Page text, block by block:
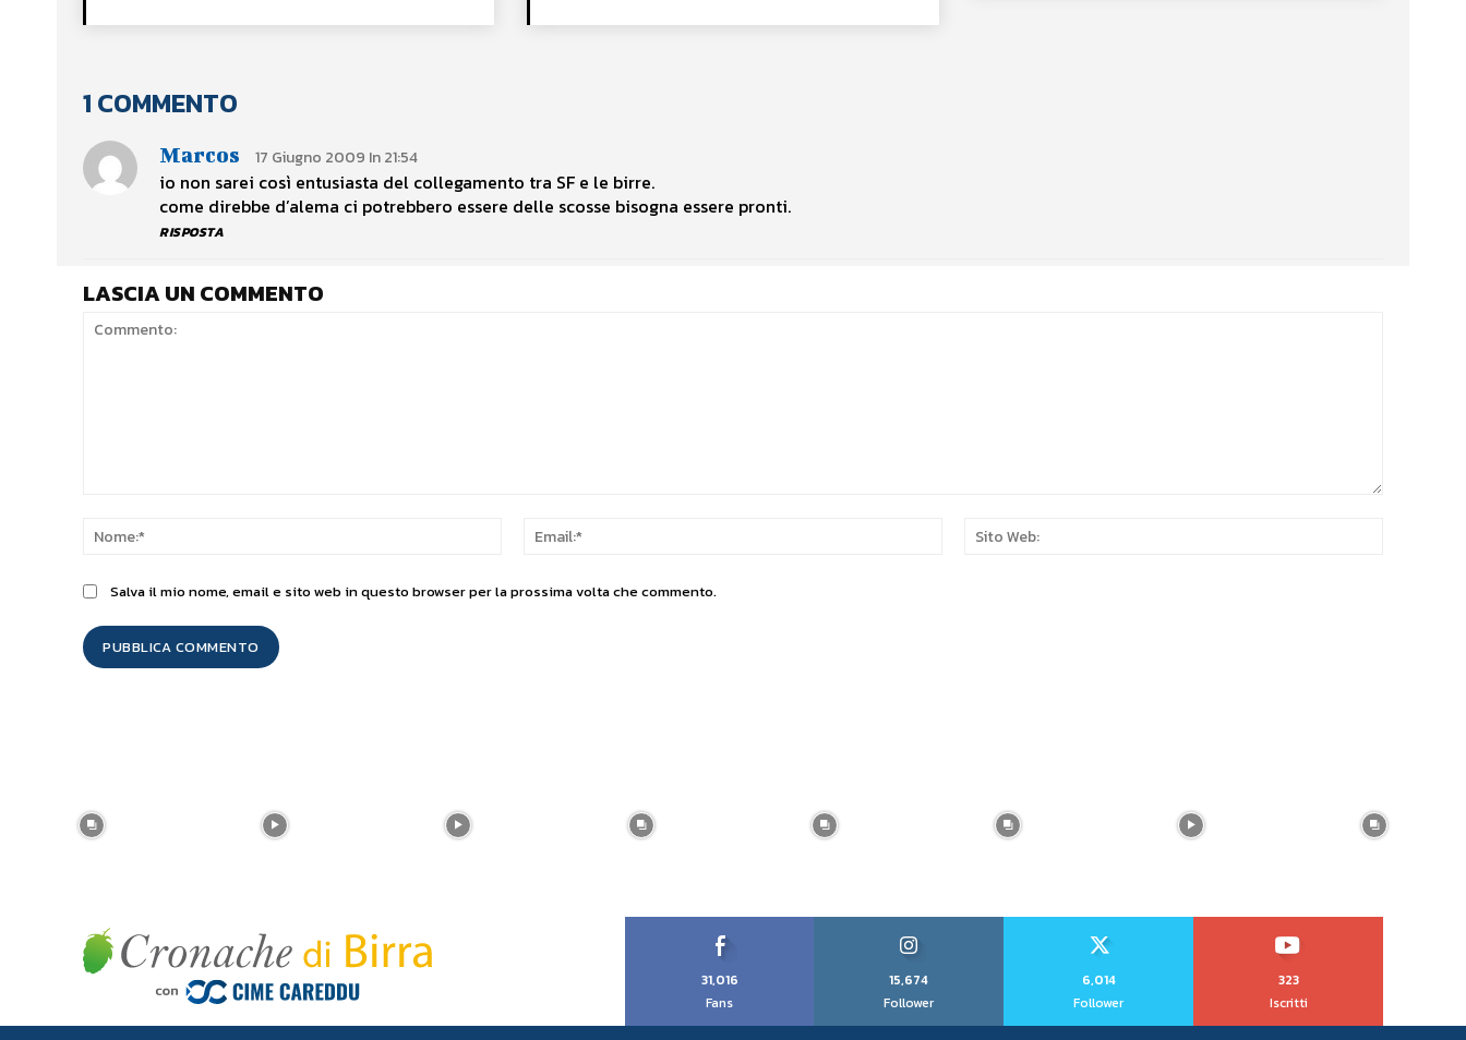
1 COMMENTO
Marcos 17 Giugno 2009 In 21:54
io non sarei così entusiasta del collegamento tra SF e le birre.
come direbbe d’alema ci potrebbero essere delle scosse bisogna essere pronti.
RISPOSTA
LASCIA UN COMMENTO
Nome:*
Email:*
Salva il mio nome, email e sito web in questo browser per la prossima volta che commento.
31,016
Fans
15,674
Follower
6,014
Follower
323
Iscritti